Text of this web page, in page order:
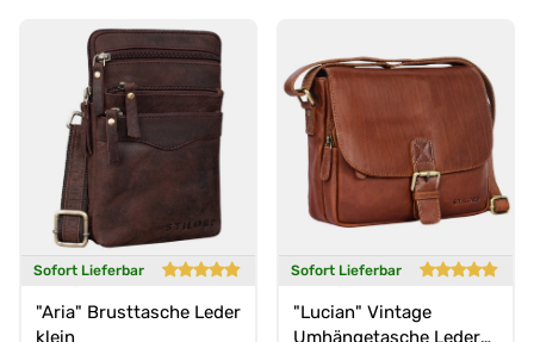
Sofort Lieferbar
"Aria" Brusttasche Leder
klein
Sofort Lieferbar
"Lucian" Vintage
Umhängetasche Leder